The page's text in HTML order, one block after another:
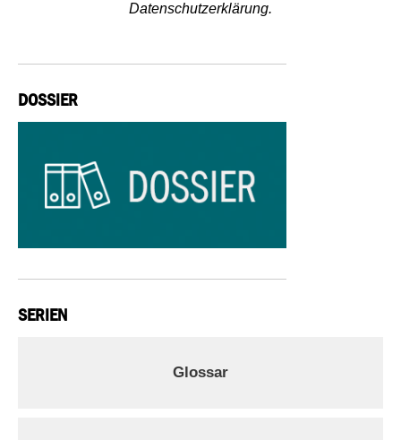
Datenschutzerklärung.
DOSSIER
SERIEN
Glossar